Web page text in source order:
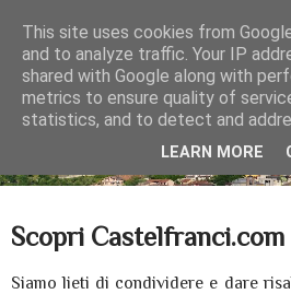
Scopri Castelfranci.com
Siamo lieti di condividere e dare
This site uses cookies from
and to analyze traffic. Your IP
shared with Google along with
metrics to ensure quality of
statistics, and to detect and
LEARN MORE